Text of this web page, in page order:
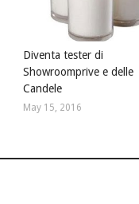
Diventa tester di
Showroomprive e delle
Candele
May 15, 2016